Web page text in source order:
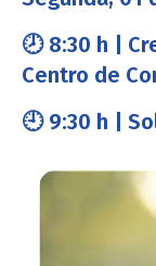
🕗 8:30 h |
Centro de
🕘 9:30 h |